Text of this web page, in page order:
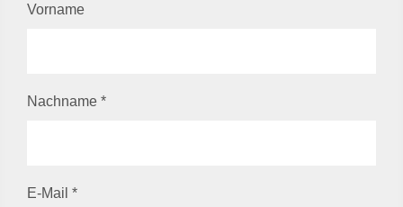
Vorname
Nachname *
E-Mail *